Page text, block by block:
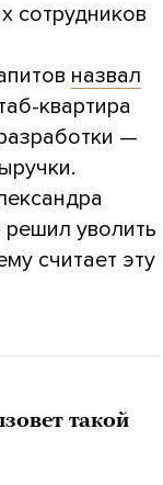
сотрудников
назвал
квартира
—
решил уволить
считает эту
такой